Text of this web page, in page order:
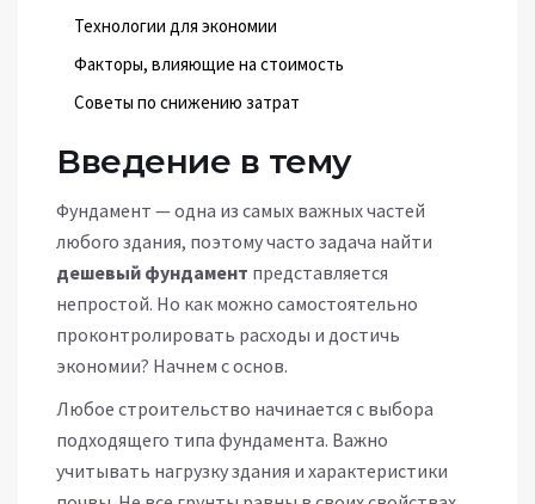
Технологии для экономии
Факторы, влияющие на стоимость
Советы по снижению затрат
Введение в тему
Фундамент — одна из самых важных частей
любого здания, поэтому часто задача найти
дешевый фундамент представляется
непростой. Но как можно самостоятельно
проконтролировать расходы и достичь
экономии? Начнем с основ.
Любое строительство начинается с выбора
подходящего типа фундамента. Важно
учитывать нагрузку здания и характеристики